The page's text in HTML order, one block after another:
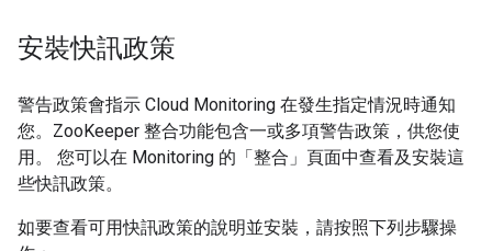
安裝快訊政策
警告政策會指示 Cloud Monitoring 在發生指定情況時通知
您。ZooKeeper 整合功能包含一或多項警告政策，供您使
用。 您可以在 Monitoring 的「整合」 頁面中查看及安裝這
些快訊政策。
如要查看可用快訊政策的說明並安裝，請按照下列步驟操